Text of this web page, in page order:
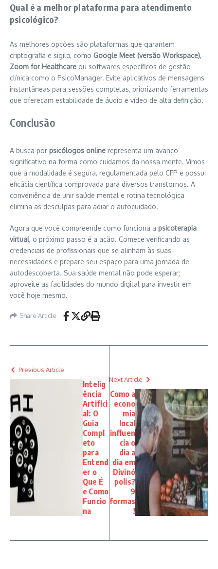
Qual é a melhor plataforma para atendimento
psicológico?
As melhores opções são plataformas que garantem
criptografia e sigilo, como Google Meet (versão Workspace),
Zoom for Healthcare ou softwares específicos de gestão
clínica como o PsicoManager. Evite aplicativos de mensagens
instantâneas para sessões completas, priorizando ferramentas
que ofereçam estabilidade de áudio e vídeo de alta definição.
Conclusão
A busca por psicólogos online representa um avanço
significativo na forma como cuidamos da nossa mente. Vimos
que a modalidade é segura, regulamentada pelo CFP e possui
eficácia científica comprovada para diversos transtornos. A
conveniência de unir saúde mental e rotina tecnológica
elimina as desculpas para adiar o autocuidado.
Agora que você compreende como funciona a psicoterapia
virtual, o próximo passo é a ação. Comece verificando as
credenciais de profissionais que se alinham às suas
necessidades e prepare seu espaço para uma jornada de
autodescoberta. Sua saúde mental não pode esperar;
aproveite as facilidades do mundo digital para investir em
você hoje mesmo.
Share Article
Previous Article
Intelig
ência
Artifici
al: O
Guia
Compl
eto
para
Entend
er o
Que É
e Como
Funcio
na
Next Article
Como a
econo
mia
local
influen
cia o
dia a
dia em
Divinó
polis?
9
formas
!